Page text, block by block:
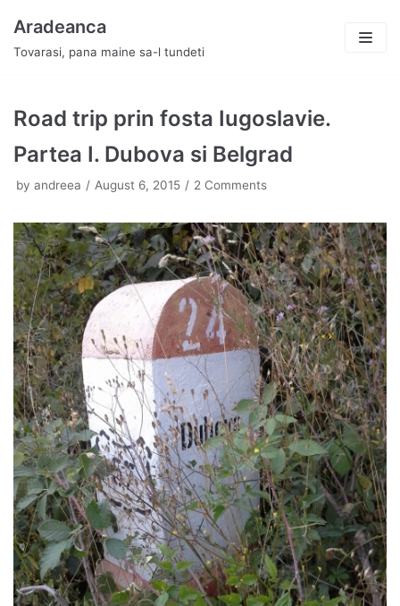
Skip
to
Aradeanca
Tovarasi, pana maine sa-l tundeti
Road trip prin fosta Iugoslavie.
Partea I. Dubova si Belgrad
by andreea August 6, 2015 2 Comments